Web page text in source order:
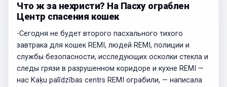
Что ж за нехристи? На Пасху ограблен
Центр спасения кошек
-Сегодня не будет второго пасхального тихого
завтрака для кошек REMI, людей REMI, полиции и
службы безопасности, исследующих осколки стекла и
следы грязи в разрушенном коридоре и кухне REMI —
нас Kaķu palīdzības centrs REMI ограбили, — написала